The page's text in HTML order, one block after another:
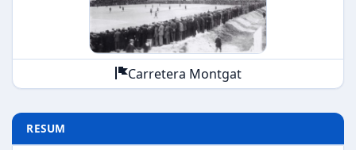
Carretera Montgat
RESUM